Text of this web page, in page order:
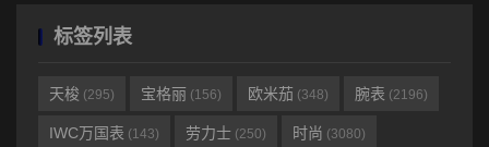
标签列表
天梭 (295) 宝格丽 (156) 欧米茄 (348) 腕表 (2196)
IWC万国表 (143) 劳力士 (250) 时尚 (3080)